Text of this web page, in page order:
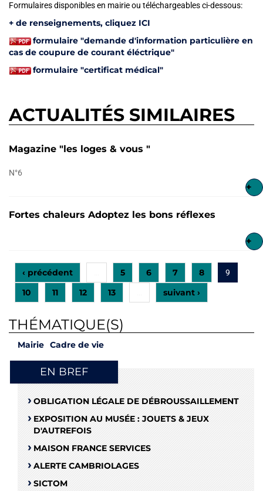
Formulaires disponibles en mairie ou téléchargeables ci-dessous:
+ de renseignements, cliquez ICI
formulaire "demande d'information particulière en
cas de coupure de courant éléctrique"
formulaire "certificat médical"
ACTUALITÉS SIMILAIRES
Magazine "les loges & vous "
N°6
+
Fortes chaleurs Adoptez les bons réflexes
+
‹ précédent 5 6 7 8 9
10 11 12 13 suivant ›
THÉMATIQUE(S)
Mairie Cadre de vie
EN BREF
OBLIGATION LÉGALE DE DÉBROUSSAILLEMENT
EXPOSITION AU MUSÉE : JOUETS & JEUX
D'AUTREFOIS
MAISON FRANCE SERVICES
ALERTE CAMBRIOLAGES
SICTOM